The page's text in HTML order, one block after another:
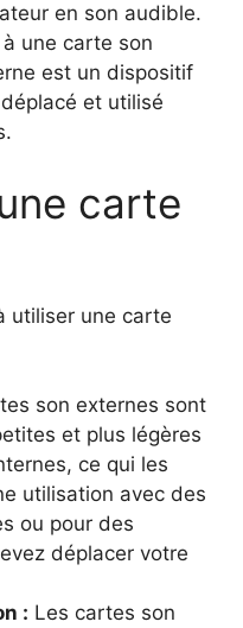
en son audible.
une carte son
est un dispositif
et utilisé
carte
utiliser une carte
son externes sont
et plus légères
ce qui les
utilisation avec des
ou pour des
déplacer votre
: Les cartes son